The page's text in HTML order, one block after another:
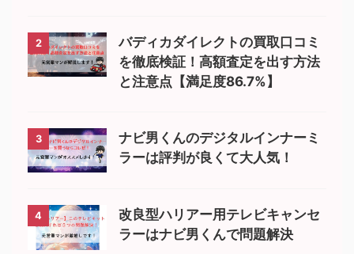
2
バディカダイレクトの買取口コミ
を徹底検証！高額査定を出す方法
と注意点【満足度86.7%】
3
ナビ男くんのデジタルインナーミ
ラーは評判が良くて大人気！
4
改良型ハリアー用テレビキャンセ
ラーはナビ男くんで問題解決